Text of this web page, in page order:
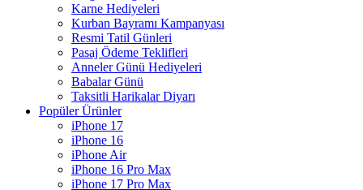
Karne Hediyeleri
Kurban Bayramı Kampanyası
Resmi Tatil Günleri
Pasaj Ödeme Teklifleri
Anneler Günü Hediyeleri
Babalar Günü
Taksitli Harikalar Diyarı
Popüler Ürünler
iPhone 17
iPhone 16
iPhone Air
iPhone 16 Pro Max
iPhone 17 Pro Max